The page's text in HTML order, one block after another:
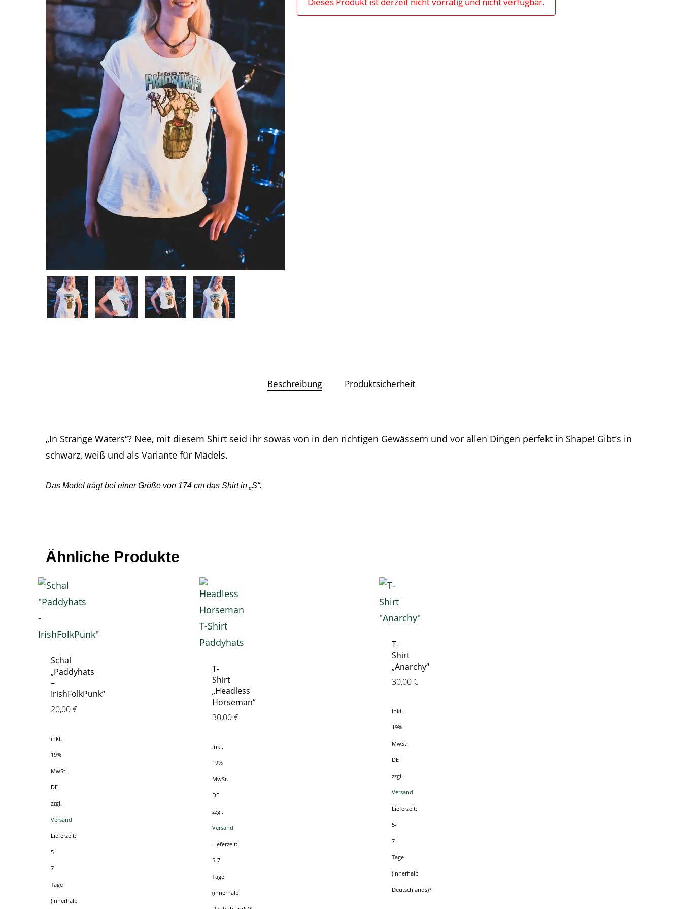
Beschreibung Produktsicherheit
„In Strange Waters“? Nee, mit diesem Shirt seid ihr sowas von in den richtigen Gewässern und vor allen Dingen perfekt in Shape! Gibt’s in
schwarz, weiß und als Variante für Mädels.
Das Model trägt bei einer Größe von 174 cm das Shirt in „S“.
Ähnliche Produkte
Schal
„Paddyhats
–
IrishFolkPunk“
20,00€
inkl.
19%
MwSt.
DE
zzgl.
Versand
Lieferzeit:
5-
7
Tage
(innerhalb
T-
Shirt
„Headless
Horseman“
30,00€
inkl.
19%
MwSt.
DE
zzgl.
Versand
Lieferzeit:
5-7
Tage
(innerhalb
T-
Shirt
„Anarchy“
30,00€
inkl.
19%
MwSt.
DE
zzgl.
Versand
Lieferzeit:
5-
7
Tage
(innerhalb
Deutschlands)*